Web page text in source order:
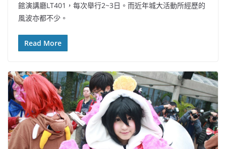
館演講廳LT401，每次舉行2~3日。而近年城大活動所經歷的
風波亦都不少。
Read More